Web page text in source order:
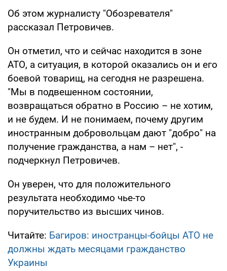
Об этом журналисту "Обозревателя"
рассказал Петровичев.
Он отметил, что и сейчас находится в зоне
АТО, а ситуация, в которой оказались он и его
боевой товарищ, на сегодня не разрешена.
"Мы в подвешенном состоянии,
возвращаться обратно в Россию – не хотим,
и не будем. И не понимаем, почему другим
иностранным добровольцам дают "добро" на
получение гражданства, а нам – нет", -
подчеркнул Петровичев.
Он уверен, что для положительного
результата необходимо чье-то
поручительство из высших чинов.
Читайте: Багиров: иностранцы-бойцы АТО не
должны ждать месяцами гражданство
Украины